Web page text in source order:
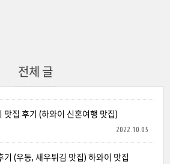
전체 글
맛집 후기 (하와이 신혼여행 맛집)
2022.10.05
(우동, 새우튀김 맛집) 하와이 맛집